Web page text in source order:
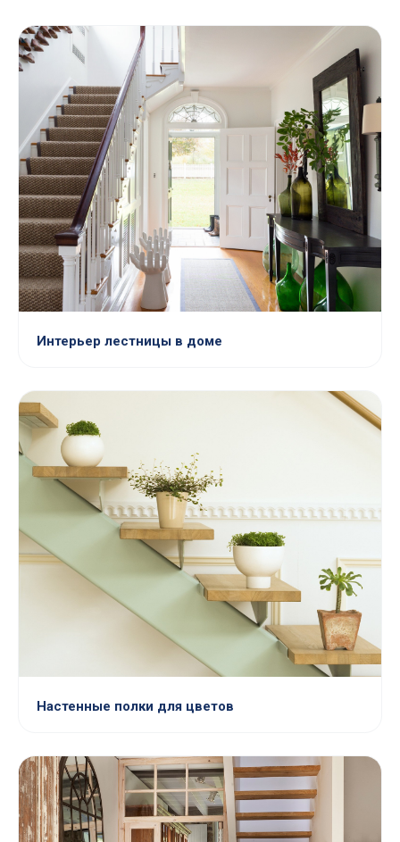
Интерьер лестницы в доме
Настенные полки для цветов